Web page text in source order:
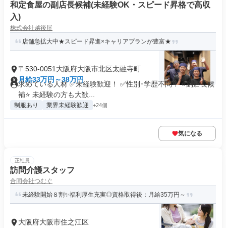
和定食屋の副店長候補(未経験OK・スピード昇格で高収
入)
株式会社越後屋
店舗急拡大中★スピード昇進×キャリアプランが豊富★
〒530-0051大阪府大阪市北区太融寺町
月給33万円～38万円
求めている人材 ✅未経験歓迎！ ✅性別･学歴不問！ ⭐副店長候
補⭐ 未経験の方も大歓...
制服あり 業界未経験歓迎 +24個
気になる
正社員
訪問介護スタッフ
合同会社つむぐ
未経験開始８割✨福利厚生充実◎資格取得後：月給35万円～
大阪府大阪市住之江区